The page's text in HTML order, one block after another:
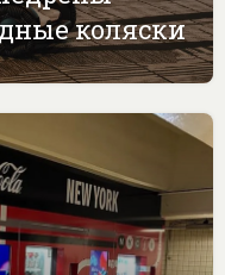
коляски